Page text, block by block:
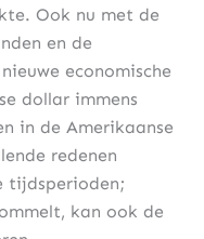
Ook nu met de
en de
economische
dollar immens
in de Amerikaanse
redenen
tijdsperioden;
kan ook de